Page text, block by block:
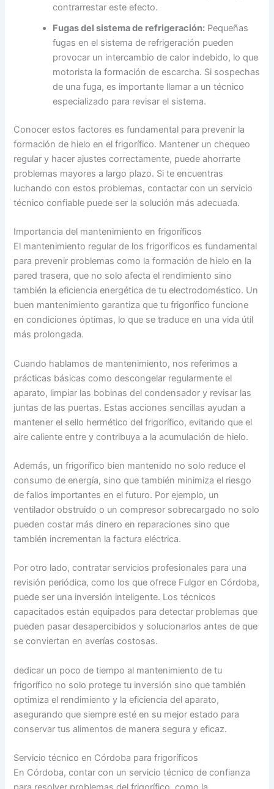
contrarrestar este efecto.
Fugas del sistema de refrigeración: Pequeñas
fugas en el sistema de refrigeración pueden
provocar un intercambio de calor indebido, lo que
motorista la formación de escarcha. Si sospechas
de una fuga, es importante llamar a un técnico
especializado para revisar el sistema.
Conocer estos factores es fundamental para prevenir la
formación de hielo en el frigorífico. Mantener un chequeo
regular y hacer ajustes correctamente, puede ahorrarte
problemas mayores a largo plazo. Si te encuentras
luchando con estos problemas, contactar con un servicio
técnico confiable puede ser la solución más adecuada.
Importancia del mantenimiento en frigoríficos
El mantenimiento regular de los frigoríficos es fundamental
para prevenir problemas como la formación de hielo en la
pared trasera, que no solo afecta el rendimiento sino
también la eficiencia energética de tu electrodoméstico. Un
buen mantenimiento garantiza que tu frigorífico funcione
en condiciones óptimas, lo que se traduce en una vida útil
más prolongada.
Cuando hablamos de mantenimiento, nos referimos a
prácticas básicas como descongelar regularmente el
aparato, limpiar las bobinas del condensador y revisar las
juntas de las puertas. Estas acciones sencillas ayudan a
mantener el sello hermético del frigorífico, evitando que el
aire caliente entre y contribuya a la acumulación de hielo.
Además, un frigorífico bien mantenido no solo reduce el
consumo de energía, sino que también minimiza el riesgo
de fallos importantes en el futuro. Por ejemplo, un
ventilador obstruido o un compresor sobrecargado no solo
pueden costar más dinero en reparaciones sino que
también incrementan la factura eléctrica.
Por otro lado, contratar servicios profesionales para una
revisión periódica, como los que ofrece Fulgor en Córdoba,
puede ser una inversión inteligente. Los técnicos
capacitados están equipados para detectar problemas que
pueden pasar desapercibidos y solucionarlos antes de que
se conviertan en averías costosas.
dedicar un poco de tiempo al mantenimiento de tu
frigorífico no solo protege tu inversión sino que también
optimiza el rendimiento y la eficiencia del aparato,
asegurando que siempre esté en su mejor estado para
conservar tus alimentos de manera segura y eficaz.
Servicio técnico en Córdoba para frigoríficos
En Córdoba, contar con un servicio técnico de confianza